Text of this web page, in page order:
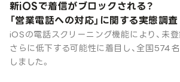
新iOSで着信がブロックされる？
「営業電話への対応」に関する実態調査
iOSの電話スクリーニング機能により、未
さらに低下する可能性に着目し、全国574
しました。